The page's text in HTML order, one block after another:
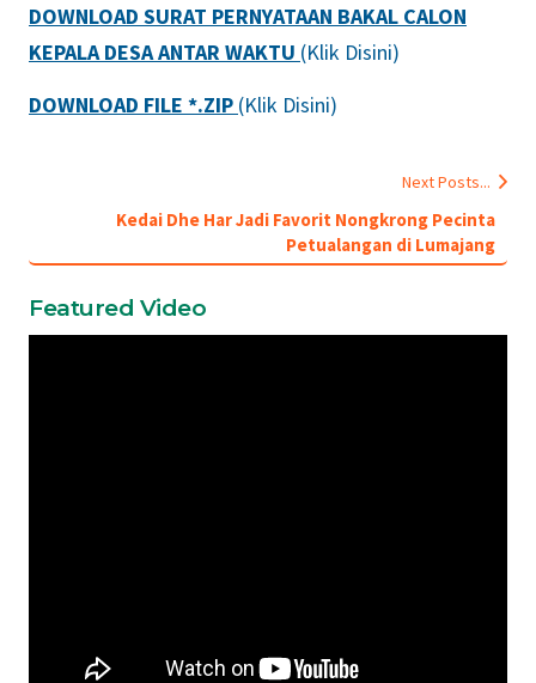
DOWNLOAD SURAT PERNYATAAN BAKAL CALON
KEPALA DESA ANTAR WAKTU (Klik Disini)
DOWNLOAD FILE *.ZIP (Klik Disini)
Next Posts...
Kedai Dhe Har Jadi Favorit Nongkrong Pecinta
Petualangan di Lumajang
Featured Video